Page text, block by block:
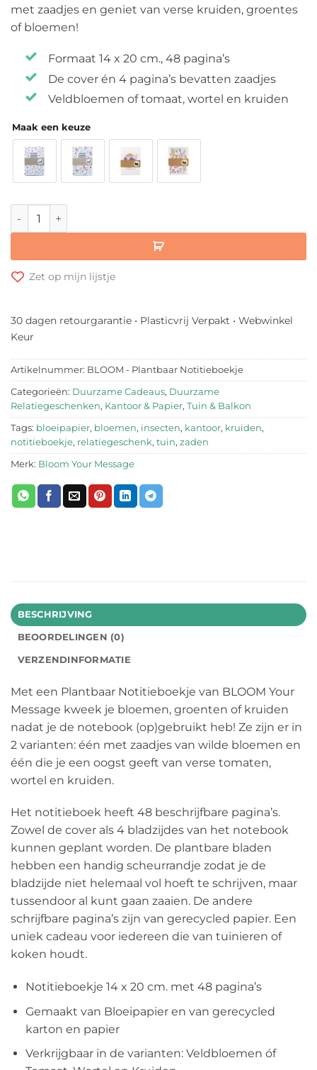
met zaadjes en geniet van verse kruiden, groentes
of bloemen!
Formaat 14 x 20 cm., 48 pagina’s
De cover én 4 pagina’s bevatten zaadjes
Veldbloemen of tomaat, wortel en kruiden
Maak een keuze
BLOOM - Plantbaar Notitieboekje aantal
Zet op mijn lijstje
30 dagen retourgarantie • Plasticvrij Verpakt • Webwinkel
Keur
Artikelnummer: BLOOM - Plantbaar Notitieboekje
Categorieën: Duurzame Cadeaus, Duurzame
Relatiegeschenken, Kantoor & Papier, Tuin & Balkon
Tags: bloeipapier, bloemen, insecten, kantoor, kruiden,
notitieboekje, relatiegeschenk, tuin, zaden
Merk: Bloom Your Message
BESCHRIJVING
BEOORDELINGEN (0)
VERZENDINFORMATIE
Met een Plantbaar Notitieboekje van BLOOM Your
Message kweek je bloemen, groenten of kruiden
nadat je de notebook (op)gebruikt heb! Ze zijn er in
2 varianten: één met zaadjes van wilde bloemen en
één die je een oogst geeft van verse tomaten,
wortel en kruiden.
Het notitieboek heeft 48 beschrijfbare pagina’s.
Zowel de cover als 4 bladzijdes van het notebook
kunnen geplant worden. De plantbare bladen
hebben een handig scheurrandje zodat je de
bladzijde niet helemaal vol hoeft te schrijven, maar
tussendoor al kunt gaan zaaien. De andere
schrijfbare pagina’s zijn van gerecycled papier. Een
uniek cadeau voor iedereen die van tuinieren of
koken houdt.
Notitieboekje 14 x 20 cm. met 48 pagina’s
Gemaakt van Bloeipapier en van gerecycled
karton en papier
Verkrijgbaar in de varianten: Veldbloemen óf